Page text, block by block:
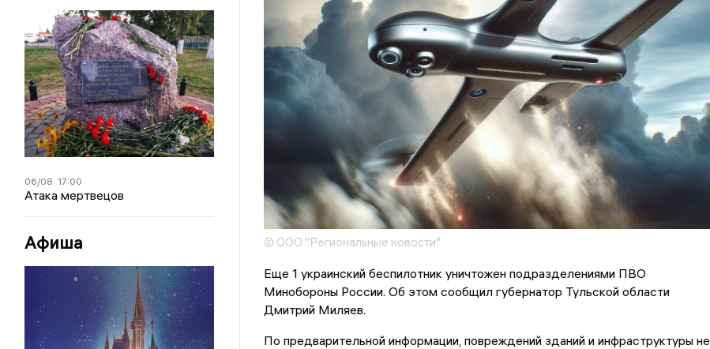
06/08 17:00
Атака мертвецов
Афиша © ООО "Региональные новости"
Еще 1 украинский беспилотник уничтожен подразделениями ПВО
Минобороны России. Об этом сообщил губернатор Тульской области
Дмитрий Миляев.
По предварительной информации, повреждений зданий и инфраструктуры не